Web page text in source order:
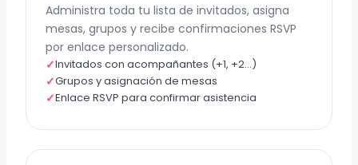
Administra toda tu lista de invitados, asigna
mesas, grupos y recibe confirmaciones RSVP
por enlace personalizado.
✓Invitados con acompañantes (+1, +2…)
✓Grupos y asignación de mesas
✓Enlace RSVP para confirmar asistencia